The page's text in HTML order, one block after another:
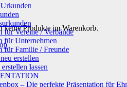
keine Produkte im Warenkorb.
für Vereine / Verbände
für Unternehmen
für Familie / Freunde
erstellen
lassen
– Die perfekte Präsentation für